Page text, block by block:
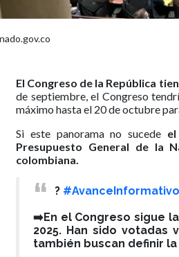
El Congreso de la República
de septiembre, el Congreso
máximo hasta el 20 de octubre
Si este panorama no sucede
Presupuesto General de la
colombiana.
? #AvanceInformativo
➡️En el Congreso sigue
2025. Han sido
también buscan definir